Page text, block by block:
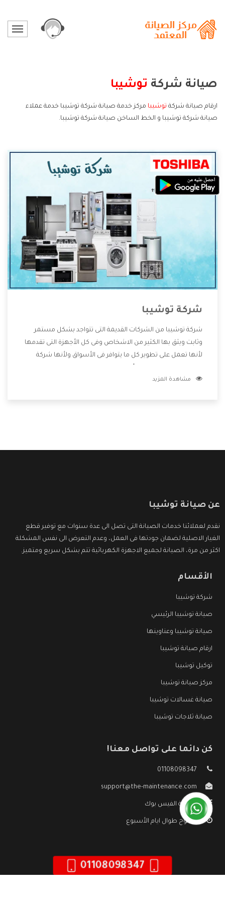
صيانة شركة توشيبا
ارقام صيانة شركة توشيبا مركز خدمة صيانة شركة توشيبا خدمة عملاء
صيانة شركة توشيبا و الخط الساخن صيانة شركة توشيبا.
شركة توشيبا
شركة توشيبا من الشركات القديمة التى تتواجد بشكل مستمر
وثابت ويثق بها الكثير من الاشخاص وفى كل الأجهزة التى تقدمها
لأنها تعمل على تطوير كل ما يتوافر فى الأسواق ولأنها شركة
وتقدم للعملاء أقوى العروض والخصومات التى تسهل على
مشاهدة المزيد
عن صيانة توشيبا
نقدم لعملائنا خدمات الصيانة التى تصل الى عدة سنوات مع توفير قطع
الغيار الاصلية لضمان جودتها فى العمل، وعدم التعرض الى نفس المشكلة
اكثر من مرة، الصيانة لجميع الاجهزة الكهربائية تتم بشكل سريع ومتميز.
الأقسام
شركة توشيبا
صيانة توشيبا الرئيسي
صيانة توشيبا وعناوينها
ارقام صيانة توشيبا
توكيل توشيبا
مركز صيانة توشيبا
صيانة غسالات توشيبا
صيانة ثلاجات توشيبا
كن دائما على تواصل معنا!
01108098347
support@the-maintenance.com
صفحة الفيس بوك
مفتوح طوال ايام الأسبوع
01108098347